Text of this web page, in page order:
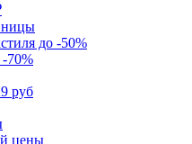
до -50%
70%
руб
цены